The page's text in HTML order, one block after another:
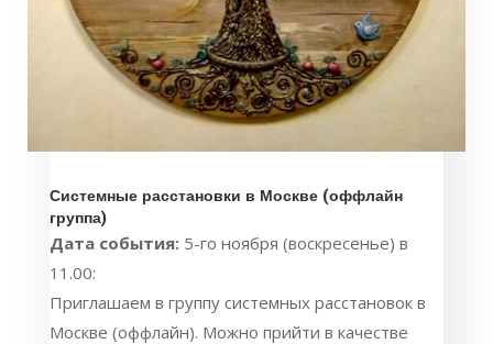
Системные расстановки в Москве (оффлайн
группа)
Дата события: 5-го ноября (воскресенье) в
11.00:
Приглашаем в группу системных расстановок в
Москве (оффлайн). Можно прийти в качестве